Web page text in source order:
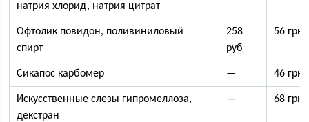
натрия хлорид, натрия цитрат
Офтолик повидон, поливиниловый
спирт
258
руб
56 грн
Сикапос карбомер — 46 грн
Искусственные слезы гипромеллоза,
декстран
— 68 грн